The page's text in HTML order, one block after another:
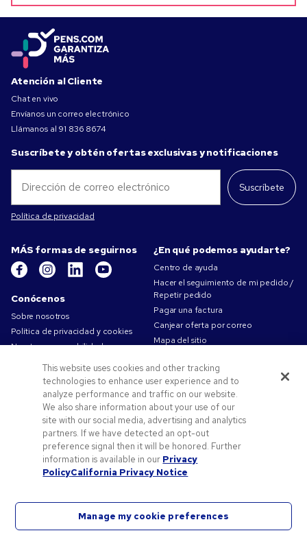
Atención al Cliente
Chat en vivo
Envíanos un correo electrónico
Llámanos al 91 836 8674
Suscríbete y obtén ofertas exclusivas y notificaciones
Suscríbete
Política de privacidad
MÁS formas de seguirnos
Conócenos
Sobre nosotros
Política de privacidad y cookies
Nuestra responsabilidad
Condiciones de uso
Condiciones de Venta
Trabajar en Pens.com
Ofertas y recursos
Productos personalizados
Códigos promocionales y cupones
Consejos de arte
¿En qué podemos ayudarte?
Centro de ayuda
Hacer el seguimiento de mi pedido /
Repetir pedido
Pagar una factura
Canjear oferta por correo
Mapa del sitio
This website uses cookies and other tracking
technologies to enhance user experience and to
analyze performance and traffic on our website.
We also share information about your use of our
site with our social media, advertising and analytics
partners. If we have detected an opt-out
preference signal then it will be honored. Further
information is available in our Privacy
PolicyCalifornia Privacy Notice
Manage my cookie preferences